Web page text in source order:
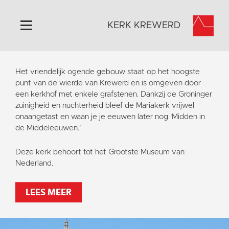
Home
Algemeen
Historie
Omgeving
Het Grootste Museum
Activiteiten
Steun ons
Contact
Vaktaal
KERK KREWERD
Het vriendelijk ogende gebouw staat op het hoogste
punt van de wierde van Krewerd en is omgeven door
een kerkhof met enkele grafstenen. Dankzij de Groninger
zuinigheid en nuchterheid bleef de Mariakerk vrijwel
onaangetast en waan je je eeuwen later nog ‘Midden in
de Middeleeuwen.’
Deze kerk behoort tot het Grootste Museum van
Nederland.
LEES MEER